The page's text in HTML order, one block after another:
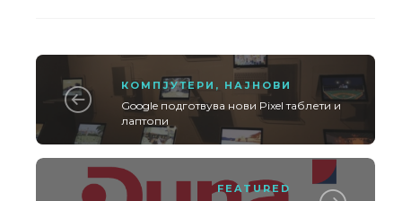
КОМПЈУТЕРИ , НАЈНОВИ
Google подготвува нови Pixel таблети и
лаптопи
FEATURED